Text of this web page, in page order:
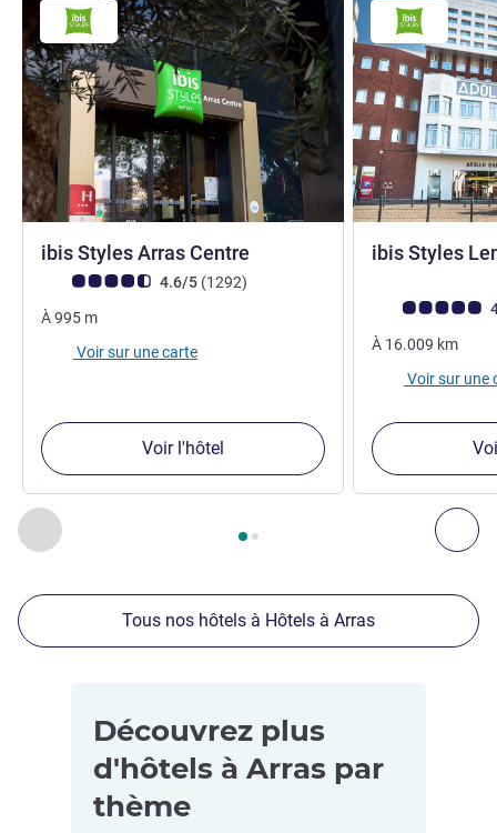
Précédent - Nos autres établissements à proximité
Page , Nos autres établissements à proximité 1 :,
ibis Styles Arras Centre
Note Avis clients (Note ALL)
4.6/5 (1292avis
)
À995 m
Voir sur une carte
Voir l'hôtel
ibis Styles
Note Avis clients
À 16.009 km
Voir sur une
Tous nos hôtels à Hôtels à Arras
Découvrez plus
d'hôtels à Arras par
thème